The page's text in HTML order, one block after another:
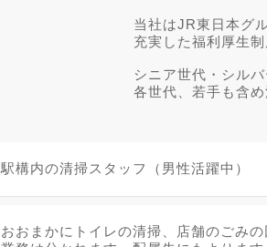
当社はJR東日本グ
充実した福利厚生
シニア世代・シル
各世代、若手も含め
駅構内の清掃スタッフ（男性活躍中）
おおまかにトイレの清掃、店舗のごみ